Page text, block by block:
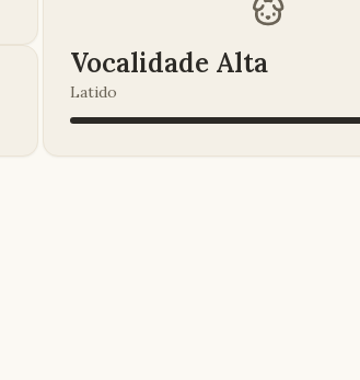
Vocalidade Alta
Latido